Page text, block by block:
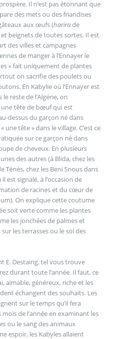
Il n’est pas étonnant que
des mets ou des friandises
aux œufs (harirade
beignets de toutes sortes. Il est
des villes et campagnes
de manger à l’Ennayer le
» fait uniquement de plantes
on sacrifie des poulets ou
En Kabylie où l’Ennayer est
reste de l’Algérie, on
tête de bœuf qui est
dessus du garçon né dans
une tête » dans le village. C’est ce
sur ce garçon né dans
de cheveux. En plusieurs
des autres (à Blida, chez les
Ténès, chez les Beni Snous dans
est signalé, à l’occasion de
de racines et du cœur de
On explique cette coutume
soit verte comme les plantes
les jonchées de palmes et
les terrasses ou le sol des
E. Destaing, tel vous trouve
durant toute l’année. Il faut, ce
aimable, généreux, riche et les
échangent des souhaits. Les
sur le temps qu’il fera
de l’année en examinant les
ou le sang des animaux
espoir, les Kabyles allaient